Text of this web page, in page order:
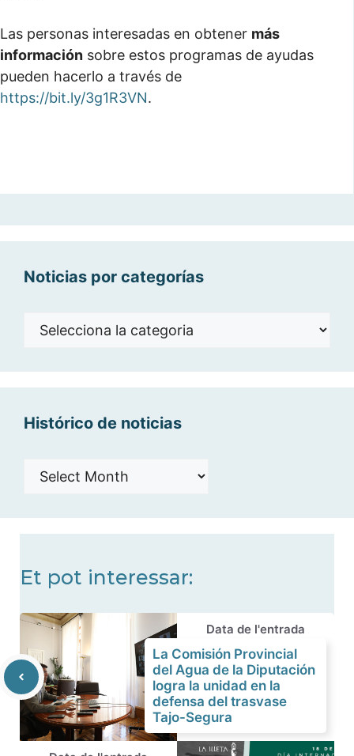
Las personas interesadas en obtener más
información sobre estos programas de ayudas
pueden hacerlo a través de
https://bit.ly/3g1R3VN.
Noticias por categorías
Noticias
Histórico de noticias
Histórico
Et pot interessar:
Data de l'entrada
La Comisión Provincial
del Agua de la Diputación
logra la unidad en la
defensa del trasvase
Tajo-Segura